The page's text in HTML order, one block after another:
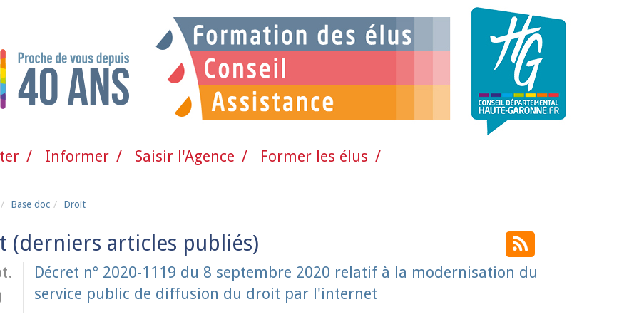
Informer Saisir l'Agence Former les élus
Base doc Droit
Décret n° 2020-1119 du 8 septembre 2020 relatif à la modernisation du
service public de diffusion du droit par l'internet